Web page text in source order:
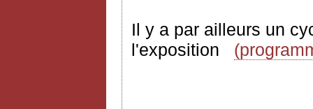
Il y a par ailleurs un
l'exposition